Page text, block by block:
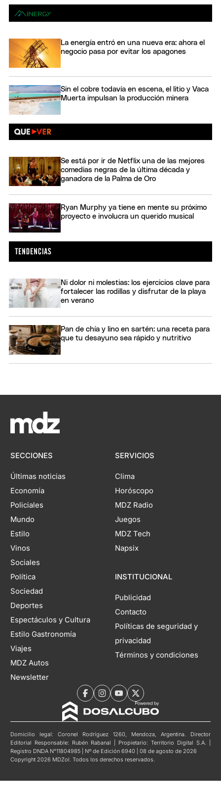
La energía entró en una nueva era: ahora el
negocio pasa por evitar los apagones
Sin el cobre todavía en escena, el litio y Vaca
Muerta impulsan la producción minera
Se está por ir de Netflix una de las mejores
comedias negras de la última década y
ganadora de la Palma de Oro
Ryan Murphy ya tiene en mente su próximo
proyecto e involucra un querido musical
Ni dolor ni molestias: los ejercicios clave para
fortalecer las rodillas y disfrutar de la playa
en verano
Pan de chía y lino en sartén: una receta para
que tu desayuno sea rápido y nutritivo
SECCIONES
Últimas noticias
Economía
Policiales
Mundo
Estilo
Vinos
Sociales
Política
Sociedad
Deportes
Espectáculos y Cultura
Estilo Gastronomía
Viajes
MDZ Autos
Newsletter
SERVICIOS
Clima
Horóscopo
MDZ Radio
Juegos
MDZ Tech
Napsix
INSTITUCIONAL
Publicidad
Contacto
Políticas de seguridad y
privacidad
Términos y condiciones
Domicilio legal: Coronel Rodríguez 1260, Mendoza, Argentina. Director
Editorial Responsable: Rubén Rabanal | Propietario: Territorio Digital S.A. |
Registro DNDA N°11804985 | Nº de Edición 6940 | 08 de agosto de 2026
Copyright 2026 MDZol. Todos los derechos reservados.